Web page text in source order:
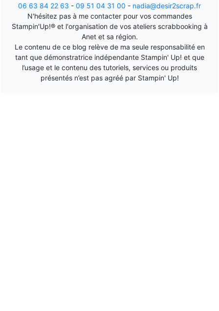
06 63 84 22 63 - 09 51 04 31 00 - nadia@desir2scrap.fr
N'hésitez pas à me contacter pour vos commandes
Stampin'Up!® et l'organisation de vos ateliers scrabbooking à
Anet et sa région.
Le contenu de ce blog relève de ma seule responsabilité en
tant que démonstratrice indépendante Stampin' Up! et que
l’usage et le contenu des tutoriels, services ou produits
présentés n’est pas agréé par Stampin' Up!